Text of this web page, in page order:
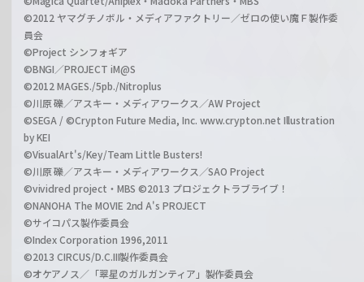
©2012 ヤマグチノボル・メディアファクトリー／ゼロの使い魔Ｆ製作委
員会
©Project シンフォギア
©BNGI／PROJECT iM@S
©2012 MAGES./5pb./Nitroplus
©川原 礫／アスキー・メディアワークス／AW Project
©SEGA / ©Crypton Future Media, Inc. www.crypton.net Illustration
by KEI
©VisualArt's/Key/Team Little Busters!
©川原 礫／アスキー・メディアワークス／SAO Project
©vividred project・MBS ©2013 プロジェクトラブライブ！
©NANOHA The MOVIE 2nd A's PROJECT
©サイコパス製作委員会
©Index Corporation 1996,2011
©2013 CIRCUS/D.C.III製作委員会
©オケアノス／「翠星のガルガンティア」製作委員会